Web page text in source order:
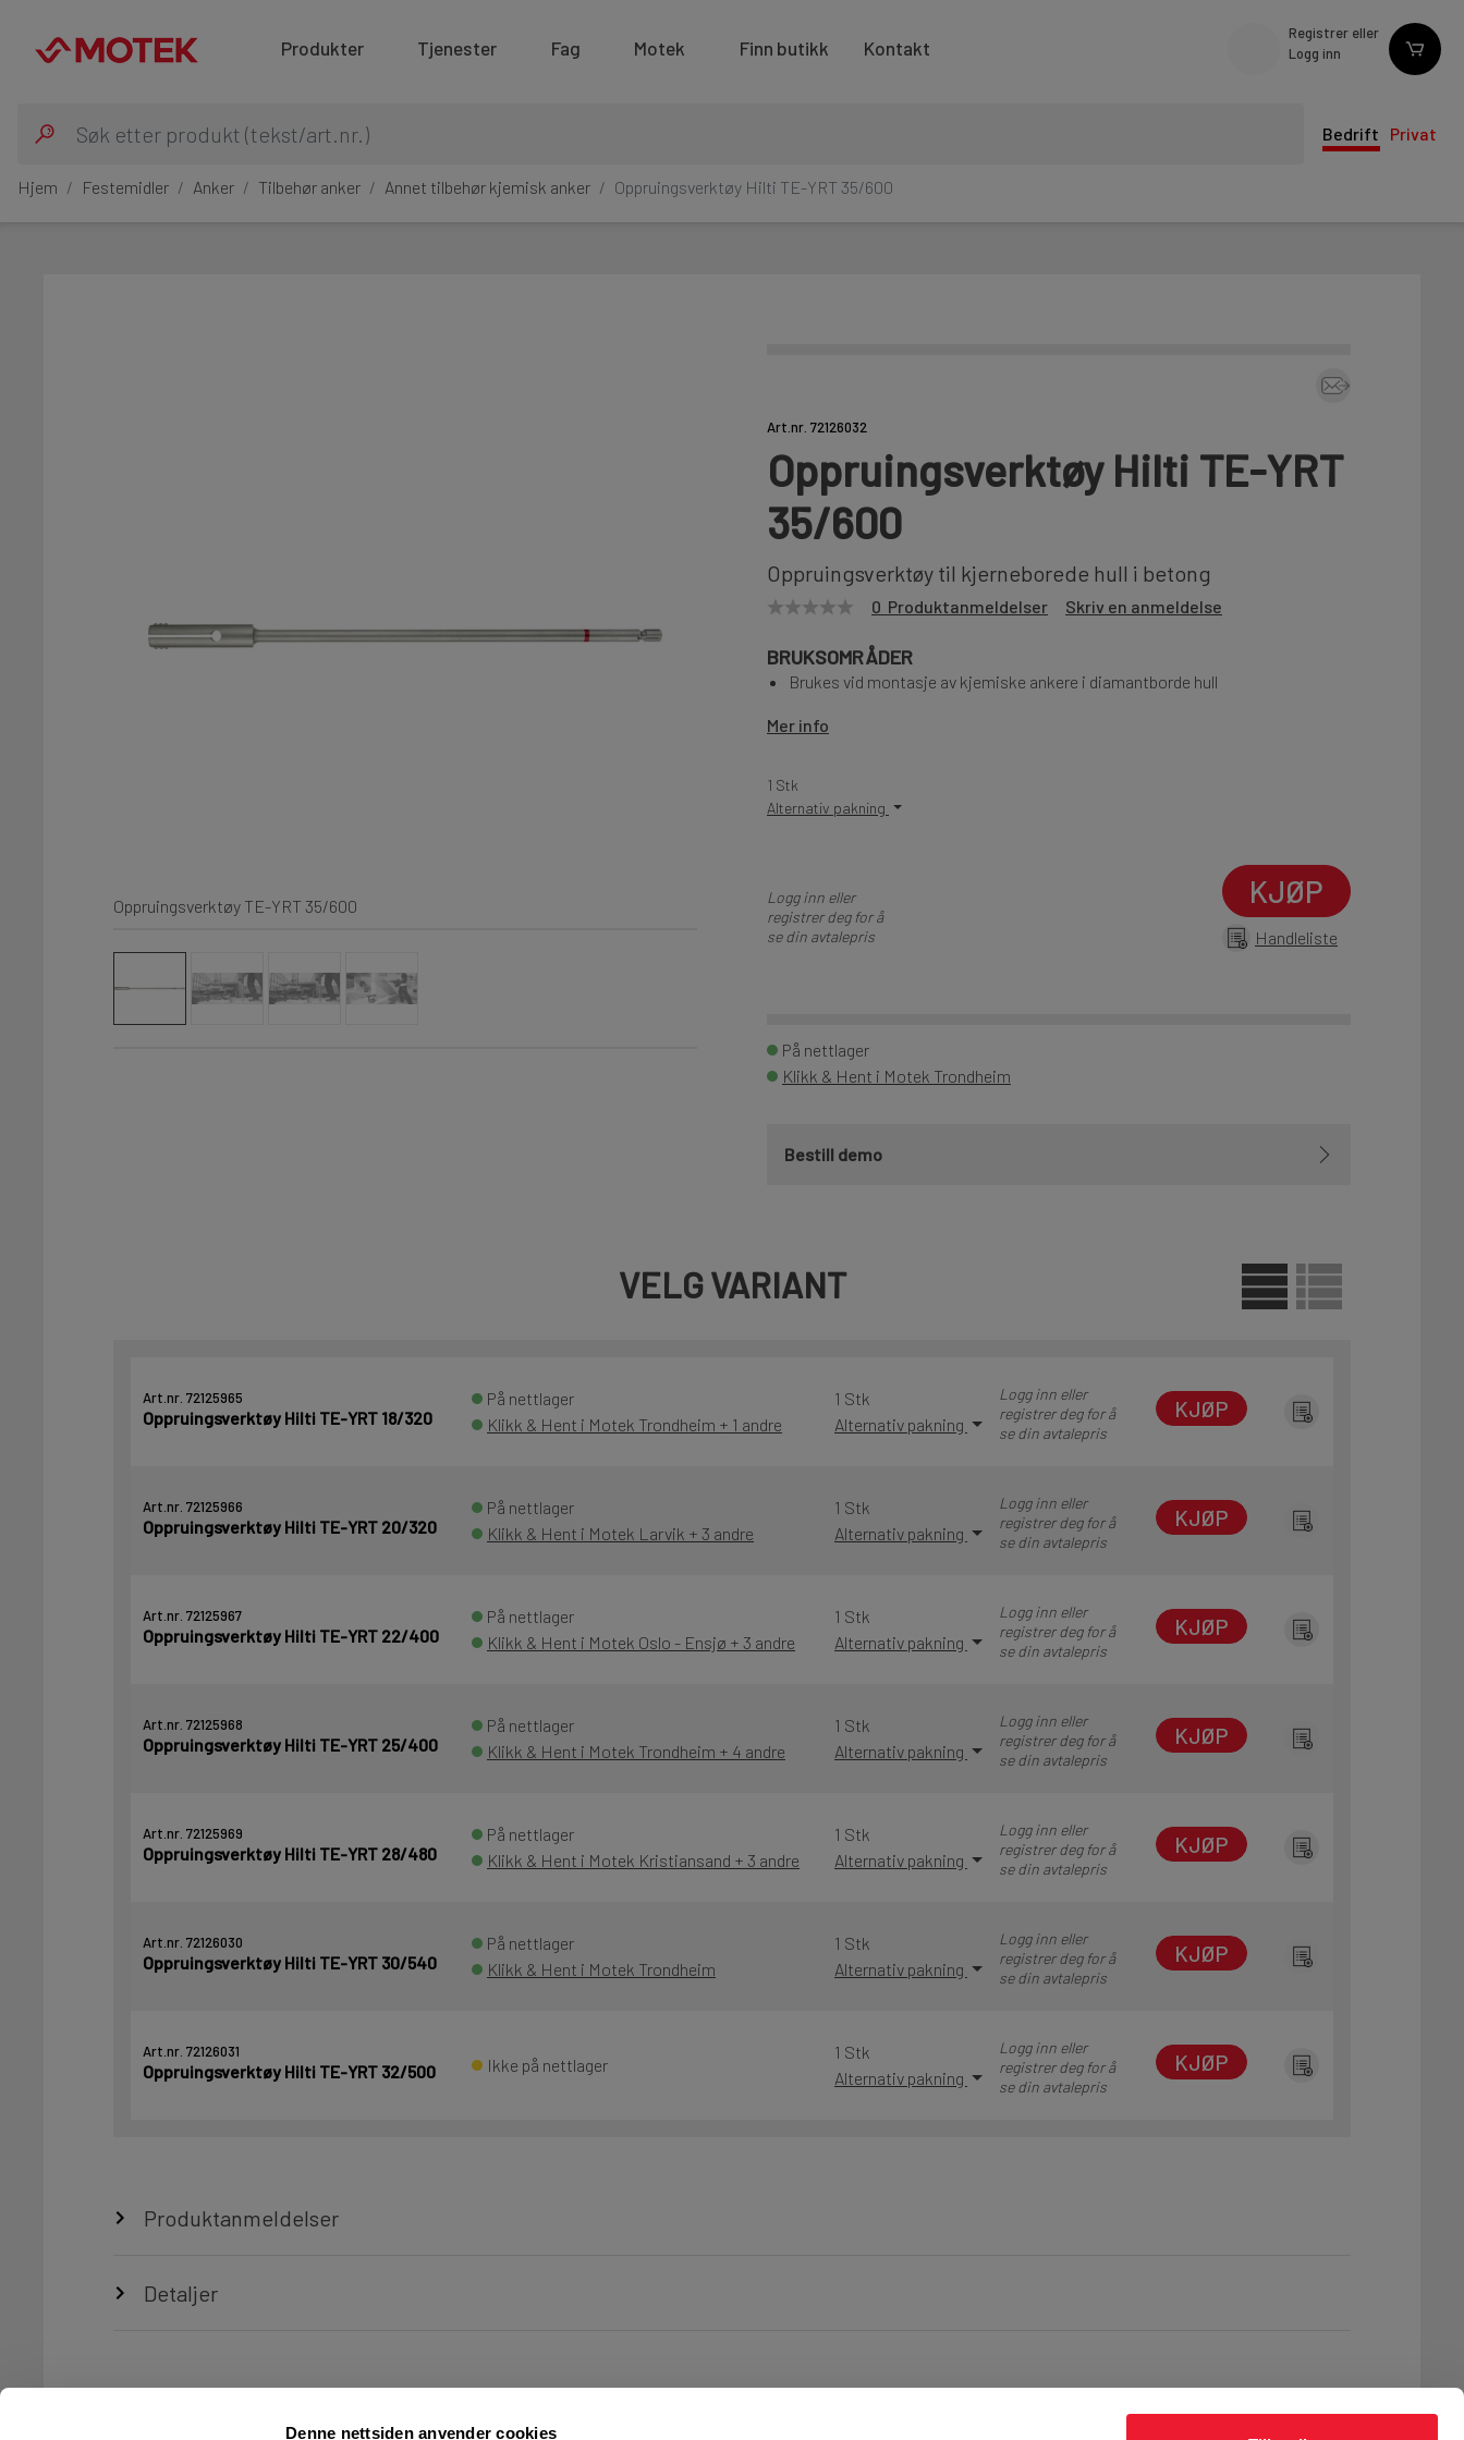
Denne nettsiden anvender cookies
Produkter Tjenester Fag Motek Finn butikk Kontakt
Registrer eller
Logg inn
Bedrift Privat
Hjem Festemidler Anker Tilbehør anker Annet tilbehør kjemisk anker Oppruingsverktøy Hilti TE-YRT 35/600
Oppruingsverktøy TE-YRT 35/600
Art.nr. 72126032
Oppruingsverktøy Hilti TE-YRT
35/600
Oppruingsverktøy til kjerneborede hull i betong
0 Produktanmeldelser Skriv en anmeldelse
BRUKSOMRÅDER
Brukes vid montasje av kjemiske ankere i diamantborde hull
Mer info
1 Stk
Alternativ pakning
Logg inn eller
registrer deg for å
se din avtalepris
KJØP
Handleliste
På nettlager
Klikk & Hent i Motek Trondheim
Bestill demo
VELG VARIANT
Art.nr. 72125965
Oppruingsverktøy Hilti TE-YRT 18/320
På nettlager
Klikk & Hent i Motek Trondheim + 1 andre
1 Stk
Alternativ pakning
Logg inn eller
registrer deg for å
se din avtalepris
KJØP
Art.nr. 72125966
Oppruingsverktøy Hilti TE-YRT 20/320
På nettlager
Klikk & Hent i Motek Larvik + 3 andre
1 Stk
Alternativ pakning
Logg inn eller
registrer deg for å
se din avtalepris
KJØP
Art.nr. 72125967
Oppruingsverktøy Hilti TE-YRT 22/400
På nettlager
Klikk & Hent i Motek Oslo - Ensjø + 3 andre
1 Stk
Alternativ pakning
Logg inn eller
registrer deg for å
se din avtalepris
KJØP
Art.nr. 72125968
Oppruingsverktøy Hilti TE-YRT 25/400
På nettlager
Klikk & Hent i Motek Trondheim + 4 andre
1 Stk
Alternativ pakning
Logg inn eller
registrer deg for å
se din avtalepris
KJØP
Art.nr. 72125969
Oppruingsverktøy Hilti TE-YRT 28/480
På nettlager
Klikk & Hent i Motek Kristiansand + 3 andre
1 Stk
Alternativ pakning
Logg inn eller
registrer deg for å
se din avtalepris
KJØP
Art.nr. 72126030
Oppruingsverktøy Hilti TE-YRT 30/540
På nettlager
Klikk & Hent i Motek Trondheim
1 Stk
Alternativ pakning
Logg inn eller
registrer deg for å
se din avtalepris
KJØP
Art.nr. 72126031
Oppruingsverktøy Hilti TE-YRT 32/500 Ikke på nettlager
1 Stk
Alternativ pakning
Logg inn eller
registrer deg for å
se din avtalepris
KJØP
Produktanmeldelser
Detaljer